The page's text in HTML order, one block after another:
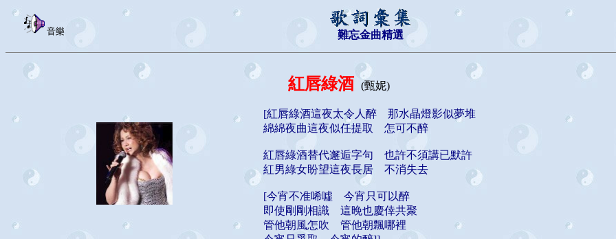
音樂 難忘金曲精選
紅唇綠酒 (甄妮)
[紅唇綠酒這夜太令人醉 那水晶燈影似夢堆
綿綿夜曲這夜似任提取 怎可不醉
紅唇綠酒替代邂逅字句 也許不須講已默許
紅男綠女盼望這夜長居 不消失去
[今宵不准唏噓 今宵只可以醉
即使剛剛相識 這晚也慶倖共聚
管他朝風怎吹 管他朝飄哪裡